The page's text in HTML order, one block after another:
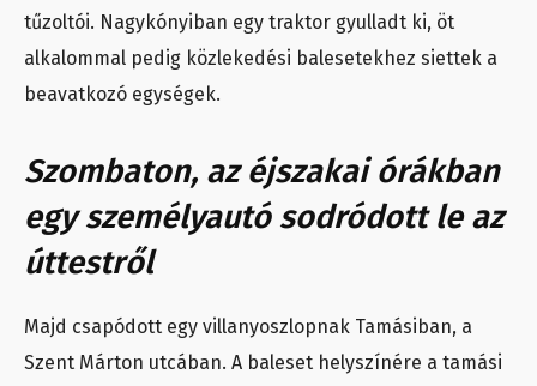
tűzoltói. Nagykónyiban egy traktor gyulladt ki, öt
alkalommal pedig közlekedési balesetekhez siettek a
beavatkozó egységek.
Szombaton, az éjszakai órákban
egy személyautó sodródott le az
úttestről
Majd csapódott egy villanyoszlopnak Tamásiban, a
Szent Márton utcában. A baleset helyszínére a tamási